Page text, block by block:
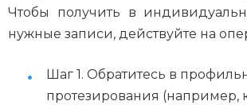
Чтобы получить в
нужные записи, действуйте на
Шаг 1. Обратитесь в
протезирования (например,